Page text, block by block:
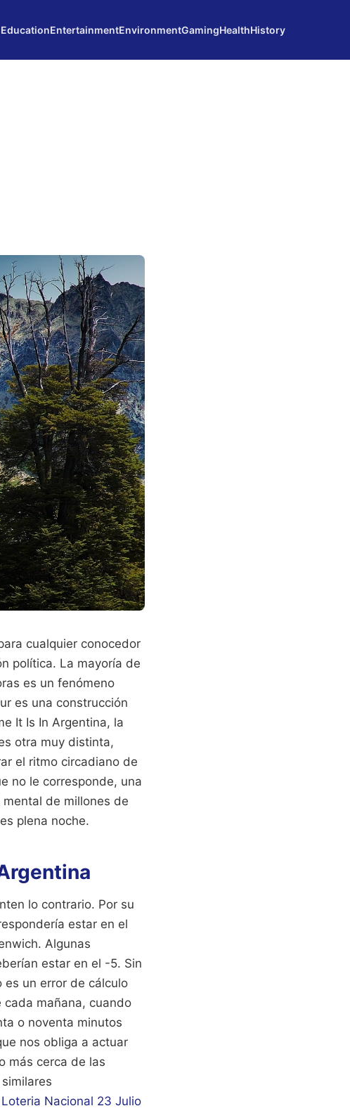
EducationEntertainmentEnvironmentGamingHealthHistory
cualquier conocedor
política. La mayoría de
es un fenómeno
es una construcción
It Is In Argentina, la
otra muy distinta,
el ritmo circadiano de
no le corresponde, una
de millones de
plena noche.
lo contrario. Por su
estar en el
Algunas
estar en el -5. Sin
es un error de cálculo
cada mañana, cuando
o noventa minutos
nos obliga a actuar
más cerca de las
similares
Nacional 23 Julio